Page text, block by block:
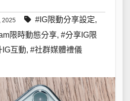
2025 #IG限動分享設定,
限時動態分享, #分享IG限
IG互動, #社群媒體禮儀